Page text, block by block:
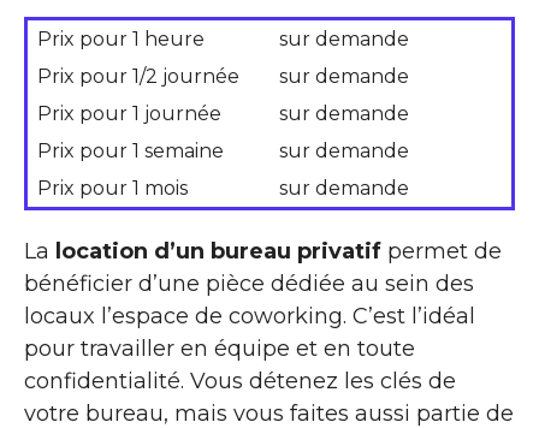
Prix pour 1 heure
sur demande
Prix pour 1/2 journée
sur demande
Prix pour 1 journée
sur demande
Prix pour 1 semaine
sur demande
Prix pour 1 mois
sur demande
La location d’un bureau privatif permet de
bénéficier d’une pièce dédiée au sein des
locaux l’espace de coworking. C’est l’idéal
pour travailler en équipe et en toute
confidentialité. Vous détenez les clés de
votre bureau, mais vous faites aussi partie de